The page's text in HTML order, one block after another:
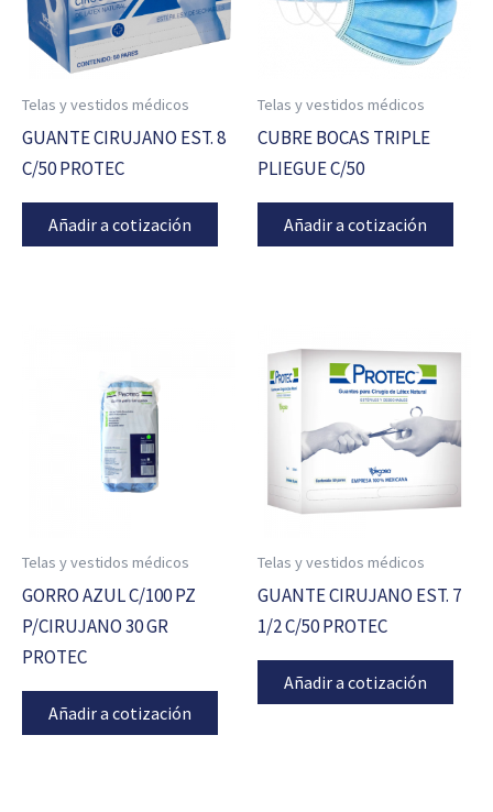
Telas y vestidos médicos
GUANTE CIRUJANO EST. 8
C/50 PROTEC
Añadir a cotización
Telas y vestidos médicos
CUBRE BOCAS TRIPLE
PLIEGUE C/50
Añadir a cotización
Telas y vestidos médicos
GORRO AZUL C/100 PZ
P/CIRUJANO 30 GR
PROTEC
Añadir a cotización
Telas y vestidos médicos
GUANTE CIRUJANO EST. 7
1/2 C/50 PROTEC
Añadir a cotización